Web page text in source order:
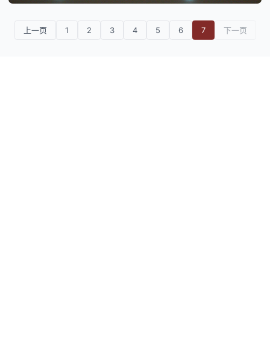
上一页 1 2 3 4 5 6 7 下一页